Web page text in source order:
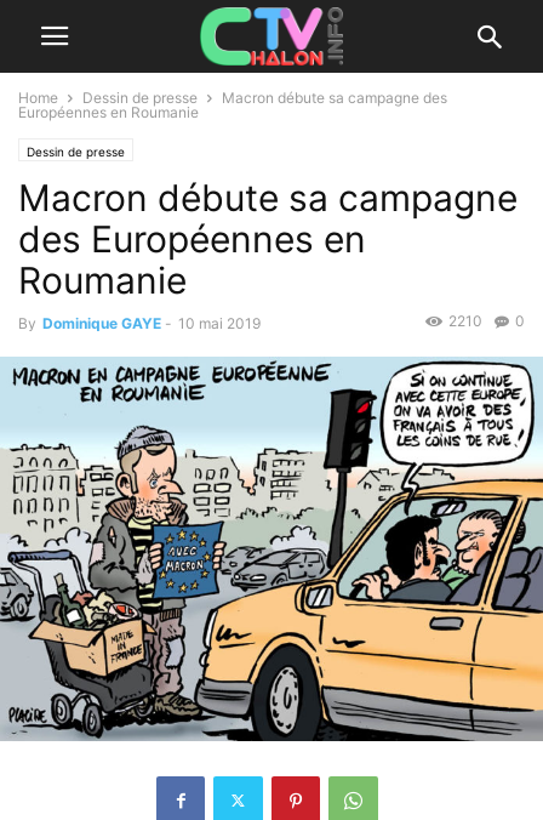
Home Dessin de presse
Macron débute sa campagne des
Européennes en Roumanie
Dessin de presse
Macron débute sa campagne
des Européennes en
Roumanie
By Dominique GAYE - 10 mai 2019 0
2210